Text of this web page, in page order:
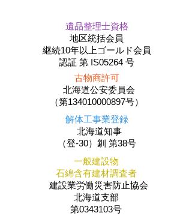
遺品整理士資格
地区統括会員
​継続10年以上ゴールド会員
認証 第 IS05264 号
古物商許可
北海道公安委員会
（第134010000897号）
解体工事業登録
北海道知事
（登-30）釧 第38号
一般建設物
石綿含有建材調査者
建設業労働災害防止協会
北海道支部
第0343103号